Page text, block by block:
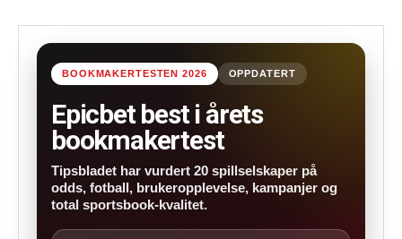
BOOKMAKERTESTEN 2026 OPPDATERT
Epicbet best i årets
bookmakertest
Tipsbladet har vurdert 20 spillselskaper på
odds, fotball, brukeropplevelse, kampanjer og
total sportsbook-kvalitet.